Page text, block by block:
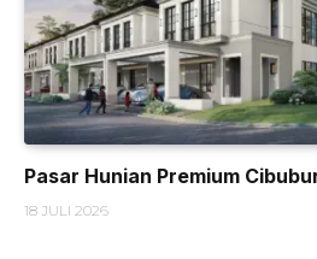
Pasar Hunian Premium
18 JULI 2026